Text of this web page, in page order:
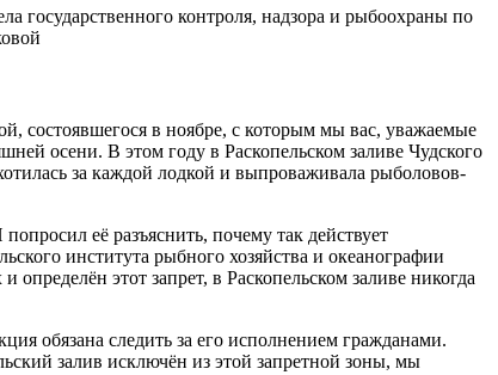
государственного контроля, надзора и рыбоохраны по
состоявшегося в ноябре, с которым мы вас, уважаемые
осени. В этом году в Раскопельском заливе Чудского
за каждой лодкой и выпроваживала рыболовов-
её разъяснить, почему так действует
института рыбного хозяйства и океанографии
этот запрет, в Раскопельском заливе никогда
обязана следить за его исполнением гражданами.
залив исключён из этой запретной зоны, мы